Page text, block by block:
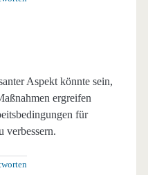
Aspekt könnte sein,
ergreifen
für
verbessern.